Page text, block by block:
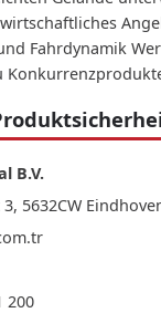
Fahrdynamik
B.V.
5632CW
200